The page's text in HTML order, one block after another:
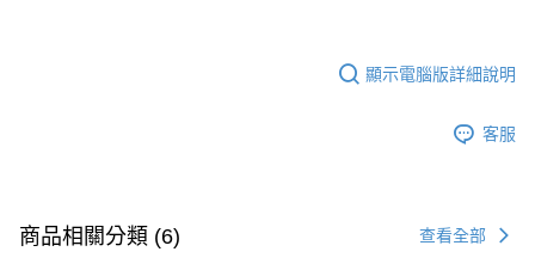
顯示電腦版詳細說明
客服
商品相關分類 (6) 查看全部